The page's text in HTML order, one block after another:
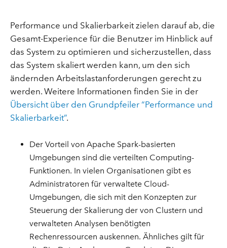
Performance und Skalierbarkeit zielen darauf ab, die
Gesamt-Experience für die Benutzer im Hinblick auf
das System zu optimieren und sicherzustellen, dass
das System skaliert werden kann, um den sich
ändernden Arbeitslastanforderungen gerecht zu
werden. Weitere Informationen finden Sie in der
Übersicht über den Grundpfeiler “Performance und
Skalierbarkeit”.
Der Vorteil von Apache Spark-basierten
Umgebungen sind die verteilten Computing-
Funktionen. In vielen Organisationen gibt es
Administratoren für verwaltete Cloud-
Umgebungen, die sich mit den Konzepten zur
Steuerung der Skalierung der von Clustern und
verwalteten Analysen benötigten
Rechenressourcen auskennen. Ähnliches gilt für